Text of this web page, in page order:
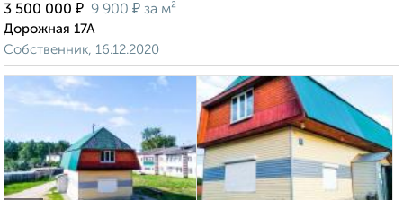
3 500 000 ₽ 9 900 ₽ за м²
Дорожная 17А
Собственник, 16.12.2020